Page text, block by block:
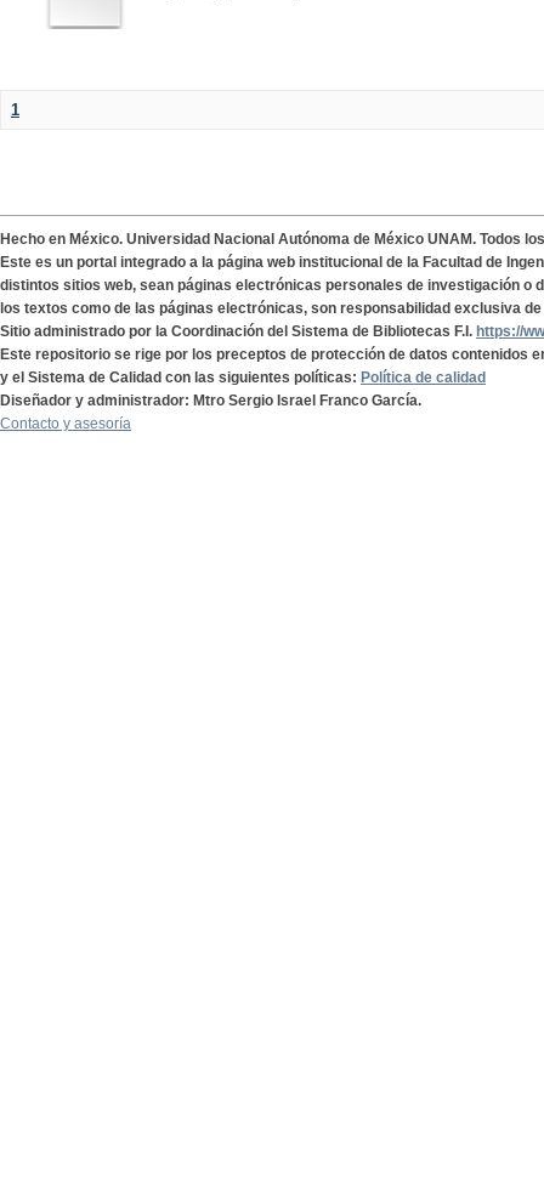
1
Hecho en México. Universidad Nacional Autónoma de México UNAM. Todos
Este es un portal integrado a la página web institucional de la Facultad de
distintos sitios web, sean páginas electrónicas personales de investigación o
los textos como de las páginas electrónicas, son responsabilidad exclusiva
Sitio administrado por la Coordinación del Sistema de Bibliotecas F.I. https://
Este repositorio se rige por los preceptos de protección de datos contenidos
y el Sistema de Calidad con las siguientes políticas: Política de calidad
Diseñador y administrador: Mtro Sergio Israel Franco García.
Contacto y asesoría